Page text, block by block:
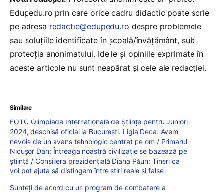
Edupedu.ro prin care orice cadru didactic poate scrie
pe adresa redactie@edupedu.ro despre problemele
sau soluțiile identificate în școală/învățământ, sub
protecția anonimatului. Ideile și opiniile exprimate în
aceste articole nu sunt neapărat și cele ale redacției.
Similare
FOTO Olimpiada Internațională de Științe pentru Juniori
2024, deschisă oficial la București. Ligia Deca: Avem
nevoie de un avans tehnologic centrat pe om / Primarul
Nicușor Dan: Întreaga noastră civilizație se bazează pe
știință / Consiliera prezidențială Diana Păun: Tineri ca
voi pot ajuta să distingem între știri reale și false
Sunteți de acord cu un program de combatere a